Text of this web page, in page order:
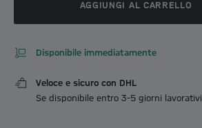
AGGIUNGI AL CARRELLO
Disponibile immediatamente
Veloce e sicuro con DHL
Se disponibile entro 3-5 giorni lavorativi